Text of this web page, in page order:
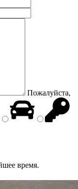
Пожалуйста,
время.